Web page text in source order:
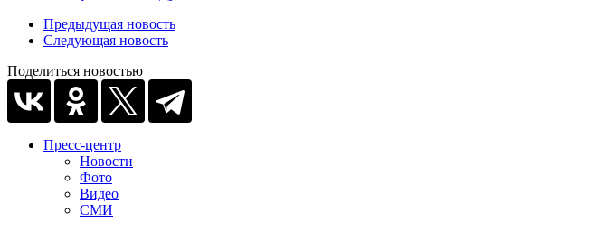
Предыдущая новость
Следующая новость
Поделиться новостью
Пресс-центр
Новости
Фото
Видео
СМИ